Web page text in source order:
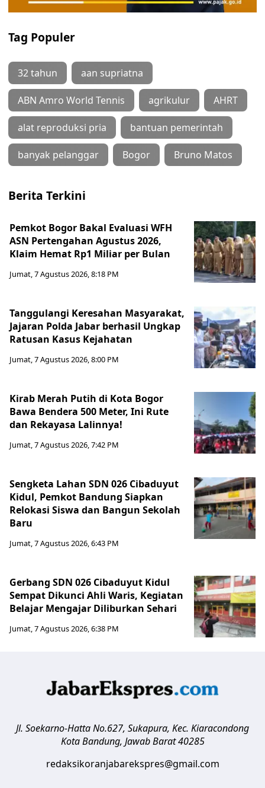
Tag Populer
32 tahun aan supriatna
ABN Amro World Tennis agrikulur AHRT
alat reproduksi pria bantuan pemerintah
banyak pelanggar Bogor Bruno Matos
Berita Terkini
Pemkot Bogor Bakal Evaluasi WFH
ASN Pertengahan Agustus 2026,
Klaim Hemat Rp1 Miliar per Bulan
Jumat, 7 Agustus 2026, 8:18 PM
Tanggulangi Keresahan Masyarakat,
Jajaran Polda Jabar berhasil Ungkap
Ratusan Kasus Kejahatan
Jumat, 7 Agustus 2026, 8:00 PM
Kirab Merah Putih di Kota Bogor
Bawa Bendera 500 Meter, Ini Rute
dan Rekayasa Lalinnya!
Jumat, 7 Agustus 2026, 7:42 PM
Sengketa Lahan SDN 026 Cibaduyut
Kidul, Pemkot Bandung Siapkan
Relokasi Siswa dan Bangun Sekolah
Baru
Jumat, 7 Agustus 2026, 6:43 PM
Gerbang SDN 026 Cibaduyut Kidul
Sempat Dikunci Ahli Waris, Kegiatan
Belajar Mengajar Diliburkan Sehari
Jumat, 7 Agustus 2026, 6:38 PM
Jl. Soekarno-Hatta No.627, Sukapura, Kec. Kiaracondong
Kota Bandung, Jawab Barat 40285
redaksikoranjabarekspres@gmail.com